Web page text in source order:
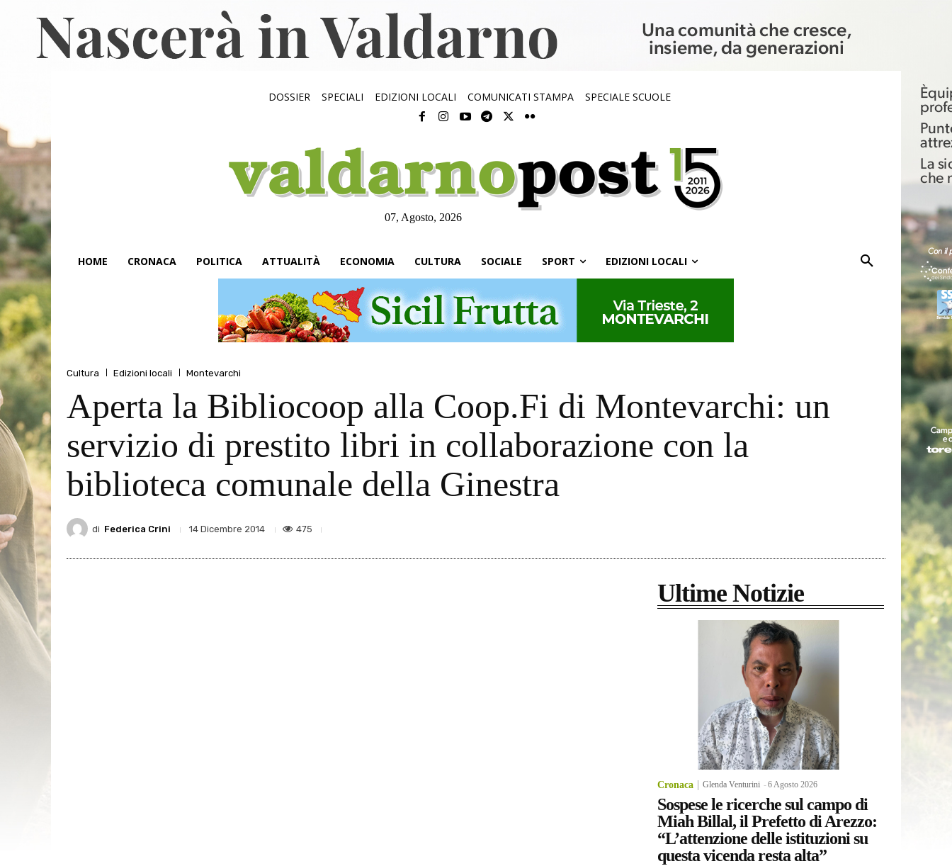
DOSSIER SPECIALI EDIZIONI LOCALI COMUNICATI STAMPA SPECIALE SCUOLE
07, Agosto, 2026
HOME CRONACA POLITICA ATTUALITÀ ECONOMIA CULTURA SOCIALE SPORT EDIZIONI LOCALI
Cultura Edizioni locali Montevarchi
Aperta la Bibliocoop alla Coop.Fi di Montevarchi: un
servizio di prestito libri in collaborazione con la
biblioteca comunale della Ginestra
di Federica Crini 14 Dicembre 2014 475
Ultime Notizie
Cronaca Glenda Venturini -6 Agosto 2026
Sospese le ricerche sul campo di
Miah Billal, il Prefetto di Arezzo:
“L’attenzione delle istituzioni su
questa vicenda resta alta”